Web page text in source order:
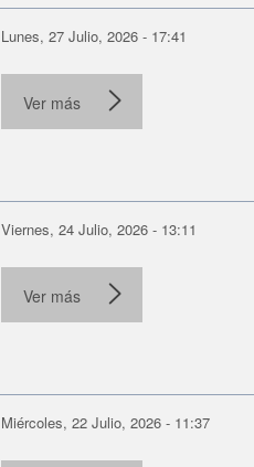
Lunes, 27 Julio, 2026 - 17:41
Ver más
Viernes, 24 Julio, 2026 - 13:11
Ver más
Miércoles, 22 Julio, 2026 - 11:37